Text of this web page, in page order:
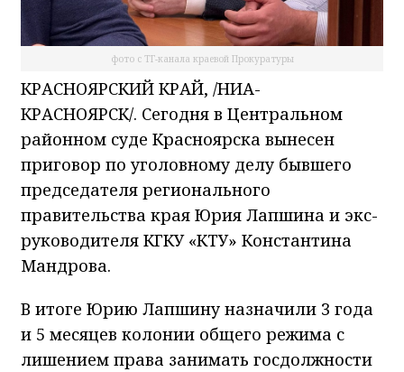
фото с ТГ-канала краевой Прокуратуры
КРАСНОЯРСКИЙ КРАЙ, /НИА-
КРАСНОЯРСК/. Сегодня в Центральном
районном суде Красноярска вынесен
приговор по уголовному делу бывшего
председателя регионального
правительства края Юрия Лапшина и экс-
руководителя КГКУ «КТУ» Константина
Мандрова.
В итоге Юрию Лапшину назначили 3 года
и 5 месяцев колонии общего режима с
лишением права занимать госдолжности